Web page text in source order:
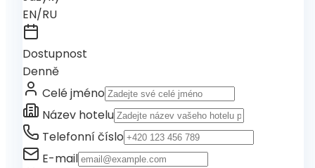
EN/RU
Dostupnost
Denně
Celé jméno
Název hotelu
Telefonní číslo
E-mail